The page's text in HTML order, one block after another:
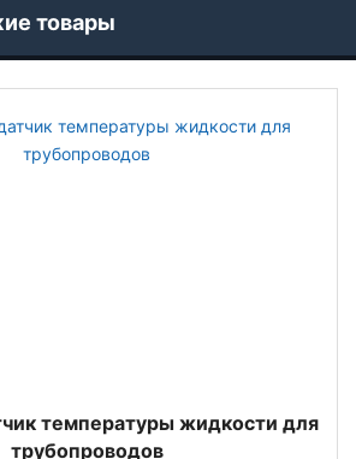
товары
температуры жидкости для
трубопроводов